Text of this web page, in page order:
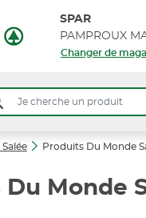
SPAR
PAMPROUX
Changer de
Salée Produits Du Monde
Du Monde